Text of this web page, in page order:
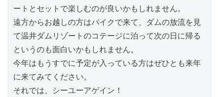
ートとセットで楽しむのが良いかもしれません。
遠方からお越しの方はバイクで来て、ダムの放流を見
て温井ダムリゾートのコテージに泊って次の日に帰る
というのも面白いかもしれません。
今年はもうすでに予定が入っている方はぜひとも来年
に来てみてください。
それでは、シーユーアゲイン！